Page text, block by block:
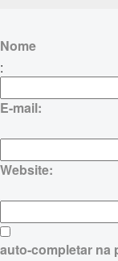
Nome
:
E-mail:
Website:
auto-completar na